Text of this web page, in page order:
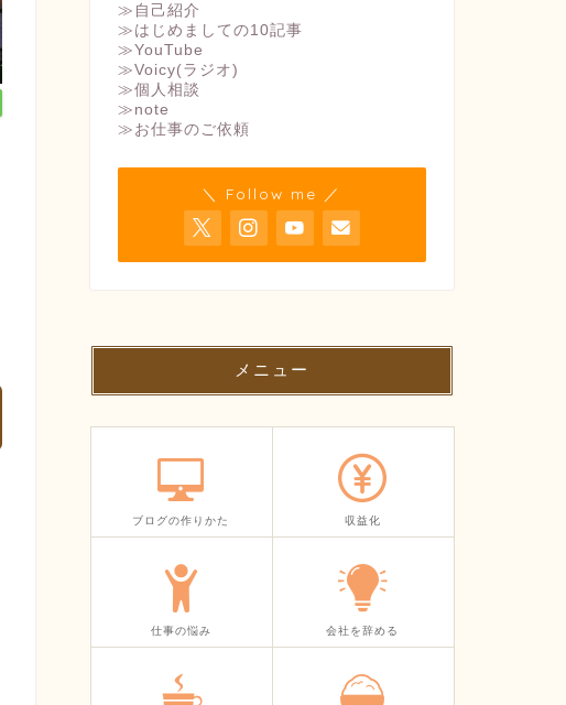
≫自己紹介
≫はじめましての10記事
≫YouTube
≫Voicy(ラジオ)
≫個人相談
≫note
≫お仕事のご依頼
＼ Follow me ／
メニュー
ブログの作りかた 収益化
仕事の悩み 会社を辞める